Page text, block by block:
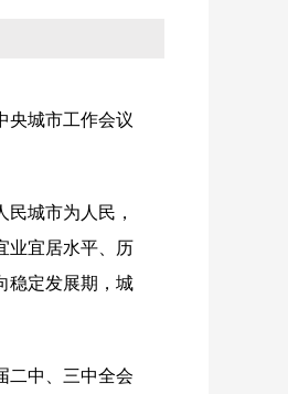
央城市工作会议
城市为人民，
业宜居水平、历
稳定发展期，城
二中、三中全会